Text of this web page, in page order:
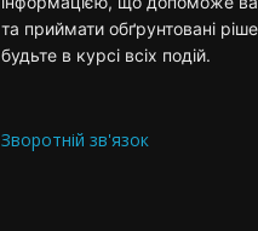
та приймати обґрунтовані
будьте в курсі всіх подій.
Зворотній зв'язок